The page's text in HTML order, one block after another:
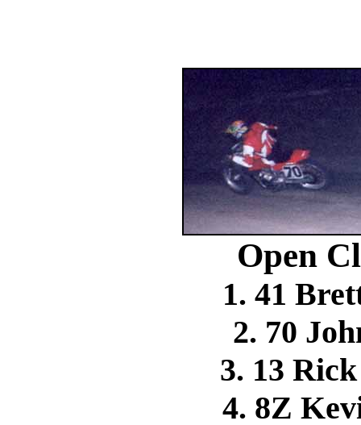
Open
1. 41
2. 70
3. 13
4. 8Z